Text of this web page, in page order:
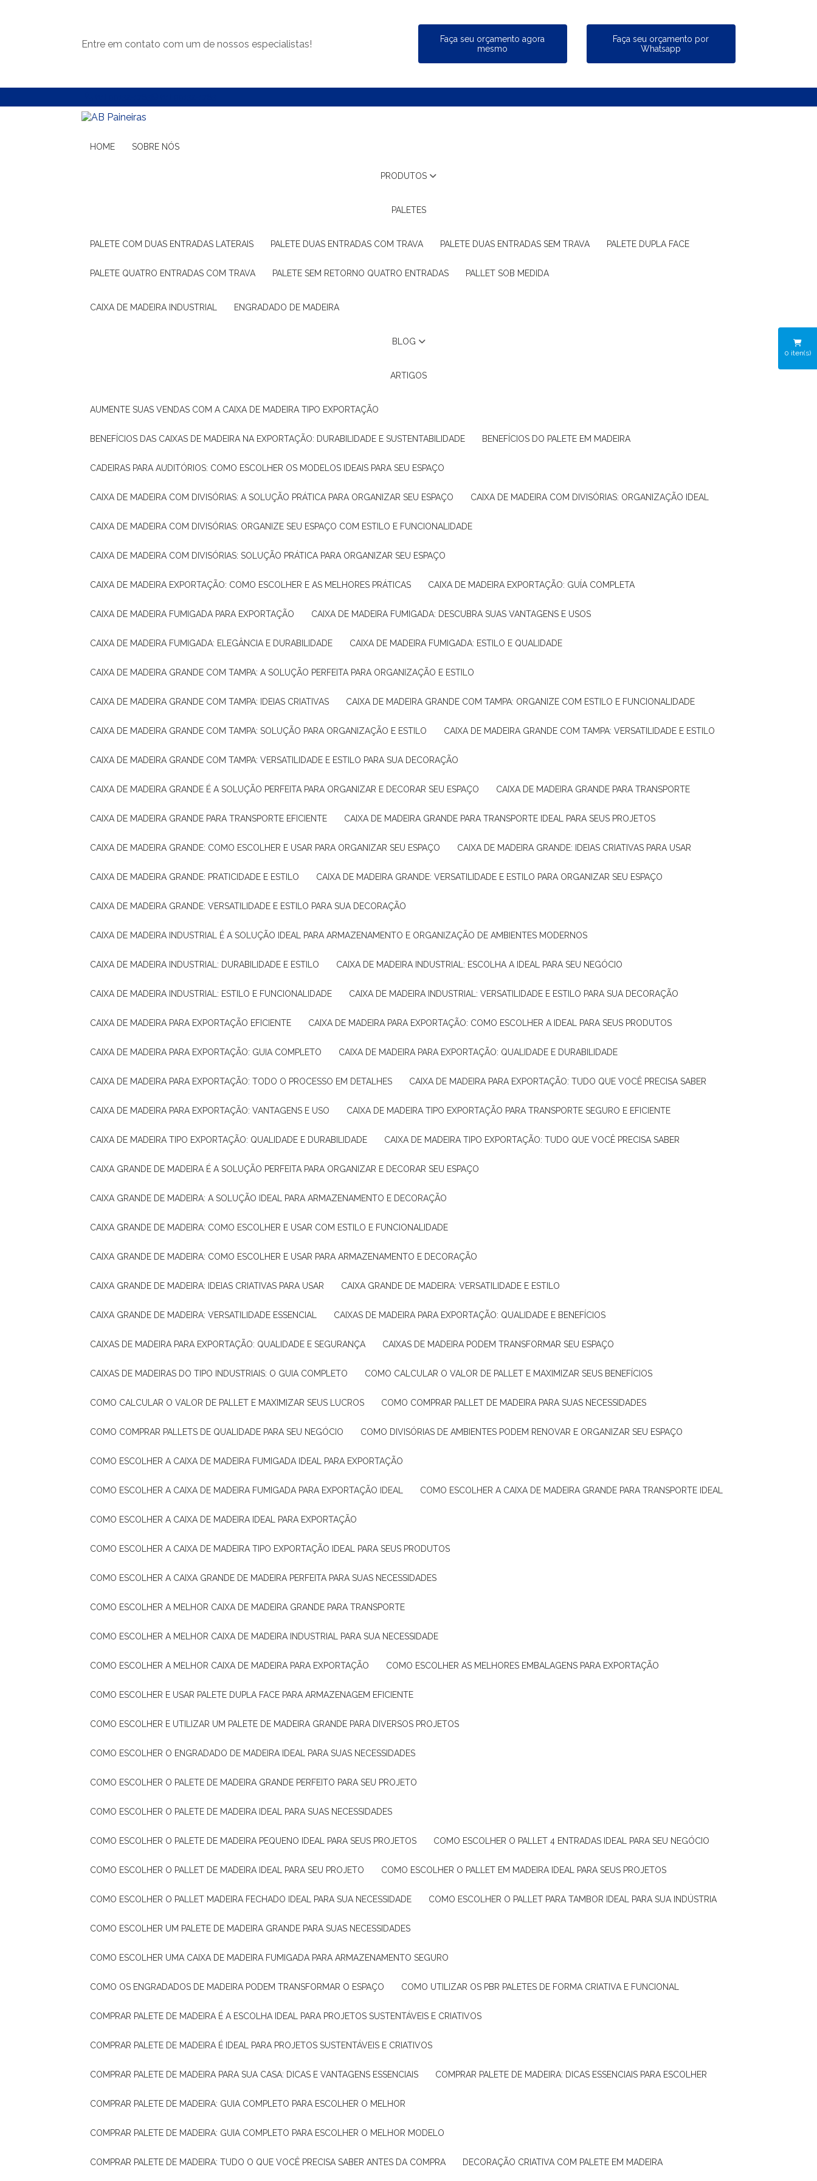
Entre em contato com um de nossos especialistas!
Faça seu orçamento agora
mesmo
Faça seu orçamento por
Whatsapp
HOME SOBRE NÓS
PRODUTOS
PALETES
PALETE COM DUAS ENTRADAS LATERAIS PALETE DUAS ENTRADAS COM TRAVA PALETE DUAS ENTRADAS SEM TRAVA PALETE DUPLA FACE
PALETE QUATRO ENTRADAS COM TRAVA PALETE SEM RETORNO QUATRO ENTRADAS PALLET SOB MEDIDA
CAIXA DE MADEIRA INDUSTRIAL ENGRADADO DE MADEIRA
BLOG
ARTIGOS
AUMENTE SUAS VENDAS COM A CAIXA DE MADEIRA TIPO EXPORTAÇÃO
BENEFÍCIOS DAS CAIXAS DE MADEIRA NA EXPORTAÇÃO: DURABILIDADE E SUSTENTABILIDADE BENEFÍCIOS DO PALETE EM MADEIRA
CADEIRAS PARA AUDITÓRIOS: COMO ESCOLHER OS MODELOS IDEAIS PARA SEU ESPAÇO
CAIXA DE MADEIRA COM DIVISÓRIAS: A SOLUÇÃO PRÁTICA PARA ORGANIZAR SEU ESPAÇO CAIXA DE MADEIRA COM DIVISÓRIAS: ORGANIZAÇÃO IDEAL
CAIXA DE MADEIRA COM DIVISÓRIAS: ORGANIZE SEU ESPAÇO COM ESTILO E FUNCIONALIDADE
CAIXA DE MADEIRA COM DIVISÓRIAS: SOLUÇÃO PRÁTICA PARA ORGANIZAR SEU ESPAÇO
CAIXA DE MADEIRA EXPORTAÇÃO: COMO ESCOLHER E AS MELHORES PRÁTICAS CAIXA DE MADEIRA EXPORTAÇÃO: GUÍA COMPLETA
CAIXA DE MADEIRA FUMIGADA PARA EXPORTAÇÃO CAIXA DE MADEIRA FUMIGADA: DESCUBRA SUAS VANTAGENS E USOS
CAIXA DE MADEIRA FUMIGADA: ELEGÂNCIA E DURABILIDADE CAIXA DE MADEIRA FUMIGADA: ESTILO E QUALIDADE
CAIXA DE MADEIRA GRANDE COM TAMPA: A SOLUÇÃO PERFEITA PARA ORGANIZAÇÃO E ESTILO
CAIXA DE MADEIRA GRANDE COM TAMPA: IDEIAS CRIATIVAS CAIXA DE MADEIRA GRANDE COM TAMPA: ORGANIZE COM ESTILO E FUNCIONALIDADE
CAIXA DE MADEIRA GRANDE COM TAMPA: SOLUÇÃO PARA ORGANIZAÇÃO E ESTILO CAIXA DE MADEIRA GRANDE COM TAMPA: VERSATILIDADE E ESTILO
CAIXA DE MADEIRA GRANDE COM TAMPA: VERSATILIDADE E ESTILO PARA SUA DECORAÇÃO
CAIXA DE MADEIRA GRANDE É A SOLUÇÃO PERFEITA PARA ORGANIZAR E DECORAR SEU ESPAÇO CAIXA DE MADEIRA GRANDE PARA TRANSPORTE
CAIXA DE MADEIRA GRANDE PARA TRANSPORTE EFICIENTE CAIXA DE MADEIRA GRANDE PARA TRANSPORTE IDEAL PARA SEUS PROJETOS
CAIXA DE MADEIRA GRANDE: COMO ESCOLHER E USAR PARA ORGANIZAR SEU ESPAÇO CAIXA DE MADEIRA GRANDE: IDEIAS CRIATIVAS PARA USAR
CAIXA DE MADEIRA GRANDE: PRATICIDADE E ESTILO CAIXA DE MADEIRA GRANDE: VERSATILIDADE E ESTILO PARA ORGANIZAR SEU ESPAÇO
CAIXA DE MADEIRA GRANDE: VERSATILIDADE E ESTILO PARA SUA DECORAÇÃO
CAIXA DE MADEIRA INDUSTRIAL É A SOLUÇÃO IDEAL PARA ARMAZENAMENTO E ORGANIZAÇÃO DE AMBIENTES MODERNOS
CAIXA DE MADEIRA INDUSTRIAL: DURABILIDADE E ESTILO CAIXA DE MADEIRA INDUSTRIAL: ESCOLHA A IDEAL PARA SEU NEGÓCIO
CAIXA DE MADEIRA INDUSTRIAL: ESTILO E FUNCIONALIDADE CAIXA DE MADEIRA INDUSTRIAL: VERSATILIDADE E ESTILO PARA SUA DECORAÇÃO
CAIXA DE MADEIRA PARA EXPORTAÇÃO EFICIENTE CAIXA DE MADEIRA PARA EXPORTAÇÃO: COMO ESCOLHER A IDEAL PARA SEUS PRODUTOS
CAIXA DE MADEIRA PARA EXPORTAÇÃO: GUIA COMPLETO CAIXA DE MADEIRA PARA EXPORTAÇÃO: QUALIDADE E DURABILIDADE
CAIXA DE MADEIRA PARA EXPORTAÇÃO: TODO O PROCESSO EM DETALHES CAIXA DE MADEIRA PARA EXPORTAÇÃO: TUDO QUE VOCÊ PRECISA SABER
CAIXA DE MADEIRA PARA EXPORTAÇÃO: VANTAGENS E USO CAIXA DE MADEIRA TIPO EXPORTAÇÃO PARA TRANSPORTE SEGURO E EFICIENTE
CAIXA DE MADEIRA TIPO EXPORTAÇÃO: QUALIDADE E DURABILIDADE CAIXA DE MADEIRA TIPO EXPORTAÇÃO: TUDO QUE VOCÊ PRECISA SABER
CAIXA GRANDE DE MADEIRA É A SOLUÇÃO PERFEITA PARA ORGANIZAR E DECORAR SEU ESPAÇO
CAIXA GRANDE DE MADEIRA: A SOLUÇÃO IDEAL PARA ARMAZENAMENTO E DECORAÇÃO
CAIXA GRANDE DE MADEIRA: COMO ESCOLHER E USAR COM ESTILO E FUNCIONALIDADE
CAIXA GRANDE DE MADEIRA: COMO ESCOLHER E USAR PARA ARMAZENAMENTO E DECORAÇÃO
CAIXA GRANDE DE MADEIRA: IDEIAS CRIATIVAS PARA USAR CAIXA GRANDE DE MADEIRA: VERSATILIDADE E ESTILO
CAIXA GRANDE DE MADEIRA: VERSATILIDADE ESSENCIAL CAIXAS DE MADEIRA PARA EXPORTAÇÃO: QUALIDADE E BENEFÍCIOS
CAIXAS DE MADEIRA PARA EXPORTAÇÃO: QUALIDADE E SEGURANÇA CAIXAS DE MADEIRA PODEM TRANSFORMAR SEU ESPAÇO
CAIXAS DE MADEIRAS DO TIPO INDUSTRIAIS: O GUIA COMPLETO COMO CALCULAR O VALOR DE PALLET E MAXIMIZAR SEUS BENEFÍCIOS
COMO CALCULAR O VALOR DE PALLET E MAXIMIZAR SEUS LUCROS COMO COMPRAR PALLET DE MADEIRA PARA SUAS NECESSIDADES
COMO COMPRAR PALLETS DE QUALIDADE PARA SEU NEGÓCIO COMO DIVISÓRIAS DE AMBIENTES PODEM RENOVAR E ORGANIZAR SEU ESPAÇO
COMO ESCOLHER A CAIXA DE MADEIRA FUMIGADA IDEAL PARA EXPORTAÇÃO
COMO ESCOLHER A CAIXA DE MADEIRA FUMIGADA PARA EXPORTAÇÃO IDEAL COMO ESCOLHER A CAIXA DE MADEIRA GRANDE PARA TRANSPORTE IDEAL
COMO ESCOLHER A CAIXA DE MADEIRA IDEAL PARA EXPORTAÇÃO
COMO ESCOLHER A CAIXA DE MADEIRA TIPO EXPORTAÇÃO IDEAL PARA SEUS PRODUTOS
COMO ESCOLHER A CAIXA GRANDE DE MADEIRA PERFEITA PARA SUAS NECESSIDADES
COMO ESCOLHER A MELHOR CAIXA DE MADEIRA GRANDE PARA TRANSPORTE
COMO ESCOLHER A MELHOR CAIXA DE MADEIRA INDUSTRIAL PARA SUA NECESSIDADE
COMO ESCOLHER A MELHOR CAIXA DE MADEIRA PARA EXPORTAÇÃO COMO ESCOLHER AS MELHORES EMBALAGENS PARA EXPORTAÇÃO
COMO ESCOLHER E USAR PALETE DUPLA FACE PARA ARMAZENAGEM EFICIENTE
COMO ESCOLHER E UTILIZAR UM PALETE DE MADEIRA GRANDE PARA DIVERSOS PROJETOS
COMO ESCOLHER O ENGRADADO DE MADEIRA IDEAL PARA SUAS NECESSIDADES
COMO ESCOLHER O PALETE DE MADEIRA GRANDE PERFEITO PARA SEU PROJETO
COMO ESCOLHER O PALETE DE MADEIRA IDEAL PARA SUAS NECESSIDADES
COMO ESCOLHER O PALETE DE MADEIRA PEQUENO IDEAL PARA SEUS PROJETOS COMO ESCOLHER O PALLET 4 ENTRADAS IDEAL PARA SEU NEGÓCIO
COMO ESCOLHER O PALLET DE MADEIRA IDEAL PARA SEU PROJETO COMO ESCOLHER O PALLET EM MADEIRA IDEAL PARA SEUS PROJETOS
COMO ESCOLHER O PALLET MADEIRA FECHADO IDEAL PARA SUA NECESSIDADE COMO ESCOLHER O PALLET PARA TAMBOR IDEAL PARA SUA INDÚSTRIA
COMO ESCOLHER UM PALETE DE MADEIRA GRANDE PARA SUAS NECESSIDADES
COMO ESCOLHER UMA CAIXA DE MADEIRA FUMIGADA PARA ARMAZENAMENTO SEGURO
COMO OS ENGRADADOS DE MADEIRA PODEM TRANSFORMAR O ESPAÇO COMO UTILIZAR OS PBR PALETES DE FORMA CRIATIVA E FUNCIONAL
COMPRAR PALETE DE MADEIRA É A ESCOLHA IDEAL PARA PROJETOS SUSTENTÁVEIS E CRIATIVOS
COMPRAR PALETE DE MADEIRA É IDEAL PARA PROJETOS SUSTENTÁVEIS E CRIATIVOS
COMPRAR PALETE DE MADEIRA PARA SUA CASA: DICAS E VANTAGENS ESSENCIAIS COMPRAR PALETE DE MADEIRA: DICAS ESSENCIAIS PARA ESCOLHER
COMPRAR PALETE DE MADEIRA: GUIA COMPLETO PARA ESCOLHER O MELHOR
COMPRAR PALETE DE MADEIRA: GUIA COMPLETO PARA ESCOLHER O MELHOR MODELO
COMPRAR PALETE DE MADEIRA: TUDO O QUE VOCÊ PRECISA SABER ANTES DA COMPRA DECORAÇÃO CRIATIVA COM PALETE EM MADEIRA
0 iten(s)